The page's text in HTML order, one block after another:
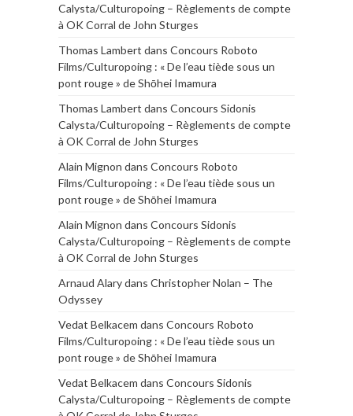
Calysta/Culturopoing – Règlements de compte
à OK Corral de John Sturges
Thomas Lambert dans Concours Roboto
Films/Culturopoing : « De l’eau tiède sous un
pont rouge » de Shōhei Imamura
Thomas Lambert dans Concours Sidonis
Calysta/Culturopoing – Règlements de compte
à OK Corral de John Sturges
Alain Mignon dans Concours Roboto
Films/Culturopoing : « De l’eau tiède sous un
pont rouge » de Shōhei Imamura
Alain Mignon dans Concours Sidonis
Calysta/Culturopoing – Règlements de compte
à OK Corral de John Sturges
Arnaud Alarydans Christopher Nolan – The
Odyssey
Vedat Belkacem dans Concours Roboto
Films/Culturopoing : « De l’eau tiède sous un
pont rouge » de Shōhei Imamura
Vedat Belkacem dans Concours Sidonis
Calysta/Culturopoing – Règlements de compte